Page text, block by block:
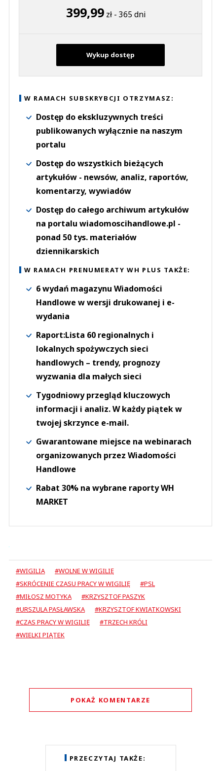
399,99zł - 365 dni
Wykup dostęp
W RAMACH SUBSKRYBCJI OTRZYMASZ:
Dostęp do ekskluzywnych treści
publikowanych wyłącznie na naszym
portalu
Dostęp do wszystkich bieżących
artykułów - newsów, analiz, raportów,
komentarzy, wywiadów
Dostęp do całego archiwum artykułów
na portalu wiadomoscihandlowe.pl -
ponad 50 tys. materiałów
dziennikarskich
W RAMACH PRENUMERATY WH PLUS TAKŻE:
6 wydań magazynu Wiadomości
Handlowe w wersji drukowanej i e-
wydania
Raport:Lista 60 regionalnych i
lokalnych spożywczych sieci
handlowych – trendy, prognozy
wyzwania dla małych sieci
Tygodniowy przegląd kluczowych
informacji i analiz. W każdy piątek w
twojej skrzynce e-mail.
Gwarantowane miejsce na webinarach
organizowanych przez Wiadomości
Handlowe
Rabat 30% na wybrane raporty WH
MARKET
#WIGILIA
#WOLNE W WIGILIĘ
#SKRÓCENIE CZASU PRACY W WIGILIĘ
#PSL
#MIŁOSZ MOTYKA
#KRZYSZTOF PASZYK
#URSZULA PASŁAWSKA
#KRZYSZTOF KWIATKOWSKI
#CZAS PRACY W WIGILIĘ
#TRZECH KRÓLI
#WIELKI PIĄTEK
PRZECZYTAJ TAKŻE:
POKAŻ KOMENTARZE
Nie znaleziono komentarzy
Zostaw swoje komentarze
Imię (Wymagane)